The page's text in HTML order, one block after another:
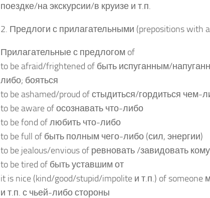
поездке/на экскурсии/в круизе и т.п.
2. Предлоги с прилагательными (prepositions with
Прилагательные с предлогом of
to be afraid/frightened of быть испуганным/
либо; бояться
to be ashamed/proud of стыдиться/гордиться чем-
to be aware of осознавать что-либо
to be fond of любить что-либо
to be full of быть полным чего-либо (сил, энергии)
to be jealous/envious of ревновать /завидовать
to be tired of быть уставшим от
it is nice (kind/good/stupid/impolite и т.п.) of
и т.п. с чьей-либо стороны